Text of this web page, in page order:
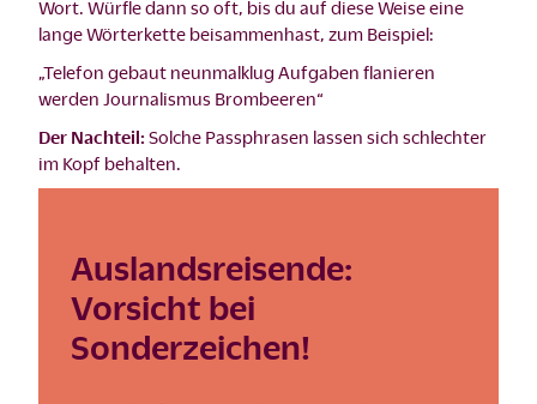
Wort. Würfle dann so oft, bis du auf diese Weise eine
lange Wörterkette beisammenhast, zum Beispiel:
„Telefon gebaut neunmalklug Aufgaben flanieren
werden Journalismus Brombeeren“
Der Nachteil: Solche Passphrasen lassen sich schlechter
im Kopf behalten.
Auslandsreisende:
Vorsicht bei
Sonderzeichen!